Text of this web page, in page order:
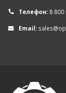
Телефон: 8 800
Email: